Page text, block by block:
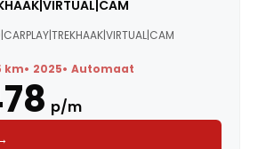
km 2025 Automaat
p/m